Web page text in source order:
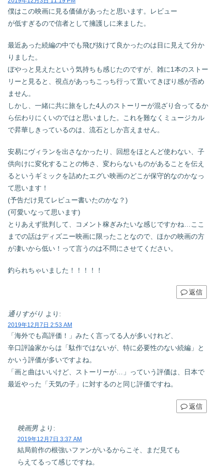
僕はこの映画に見る価値があったと思います。レビュー
が低すぎるので信者として擁護しに来ました。
最近あった続編の中でも飛び抜けて良かったのは目に見えて分か
りました。
ぼやっと見えたという気持ちも感じたのですが、雑に1本のストー
リーと見ると、視点があっちこっち行って置いてきぼり感が否め
ません。
しかし、一緒に共に旅をした4人のストーリーが混ざり合ってるか
ら伝わりにくいのではと思いました。これを難なくミュージカル
で昇華しきっているのは、流石としか言えません。
安易にヴィランを出さなかったり、回想をほとんど使わない、子
供向けに変化することの怖さ、変わらないものがあることを伝え
るというギミックを詰めたエグい映画のどこが保守的なのかなっ
て思います！
(予告だけ見てレビュー書いたのかな？)
(可愛いなって思います)
とりあえず批判して、コメント稼ぎみたいな感じですかね…ここ
までの話はディズニー映画に限ったことなので、ほかの映画の方
が凄いから低い！って言うのは不問にさせてください。
釣られちゃいました！！！！！
返信
通りすがり より:
2019年12月7日 2:53 AM
「海外でも高評価！」みたく言ってる人が多いけれど、
辛口評論家からは「駄作ではないが、特に必要性のない続編」と
かいう評価が多いですよね。
「画と曲はいいけど、ストーリーが…」っていう評価は、日本で
最近やった「天気の子」に対するのと同じ評価ですね。
返信
映画男 より:
2019年12月7日 3:37 AM
結局前作の根強いファンがいるからこそ、まだ見ても
らえてるって感じですね。